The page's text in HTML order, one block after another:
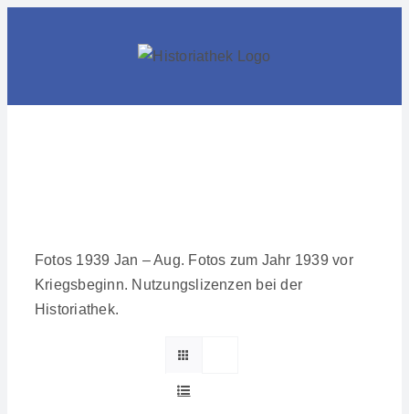
Fotos 1939 Jan – Aug. Fotos zum Jahr 1939 vor
Kriegsbeginn. Nutzungslizenzen bei der
Historiathek.